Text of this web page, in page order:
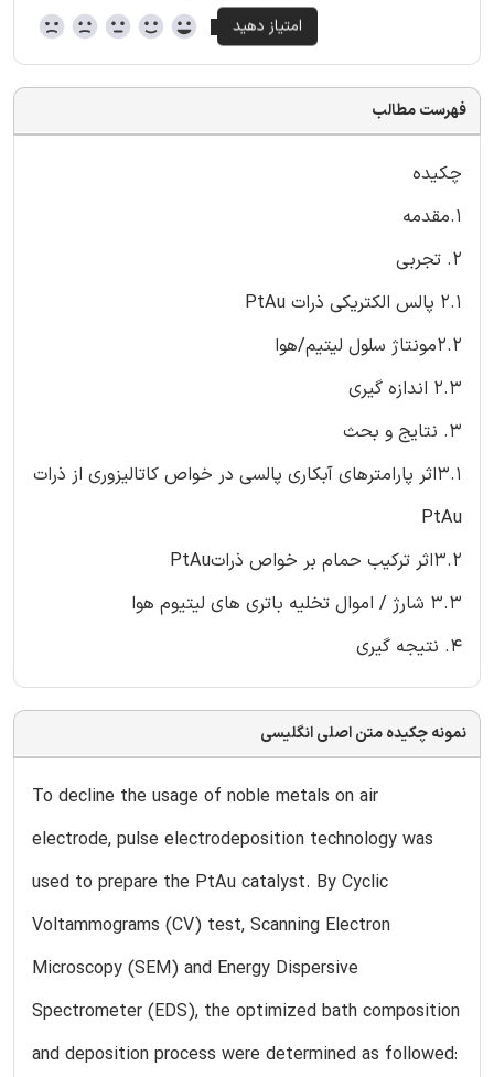
فهرست مطالب
چکیده
1.مقدمه
2. تجربی
2.1 پالس الکتریکی ذرات PtAu
2.2مونتاژ سلول لیتیم/هوا
2.3 اندازه گیری
3. نتایج و بحث
3.1اثر پارامترهای آبکاری پالسی در خواص کاتالیزوری از ذرات
PtAu
3.2اثر ترکیب حمام بر خواص ذراتPtAu
3.3 شارژ / اموال تخلیه باتری های لیتیوم هوا
4. نتیجه گیری
نمونه چکیده متن اصلی انگلیسی
To decline the usage of noble metals on air
electrode, pulse electrodeposition technology was
used to prepare the PtAu catalyst. By Cyclic
Voltammograms (CV) test, Scanning Electron
Microscopy (SEM) and Energy Dispersive
Spectrometer (EDS), the optimized bath composition
and deposition process were determined as followed: